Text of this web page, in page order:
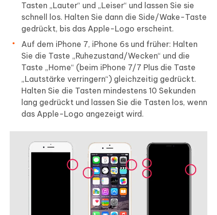
Tasten „Lauter“ und „Leiser“ und lassen Sie sie
schnell los. Halten Sie dann die Side/Wake-Taste
gedrückt, bis das Apple-Logo erscheint.
Auf dem iPhone 7, iPhone 6s und früher: Halten
Sie die Taste „Ruhezustand/Wecken“ und die
Taste „Home“ (beim iPhone 7/7 Plus die Taste
„Lautstärke verringern“) gleichzeitig gedrückt.
Halten Sie die Tasten mindestens 10 Sekunden
lang gedrückt und lassen Sie die Tasten los, wenn
das Apple-Logo angezeigt wird.